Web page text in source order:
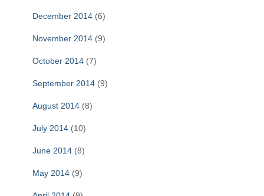
December 2014 (6)
November 2014 (9)
October 2014 (7)
September 2014 (9)
August 2014 (8)
July 2014 (10)
June 2014 (8)
May 2014 (9)